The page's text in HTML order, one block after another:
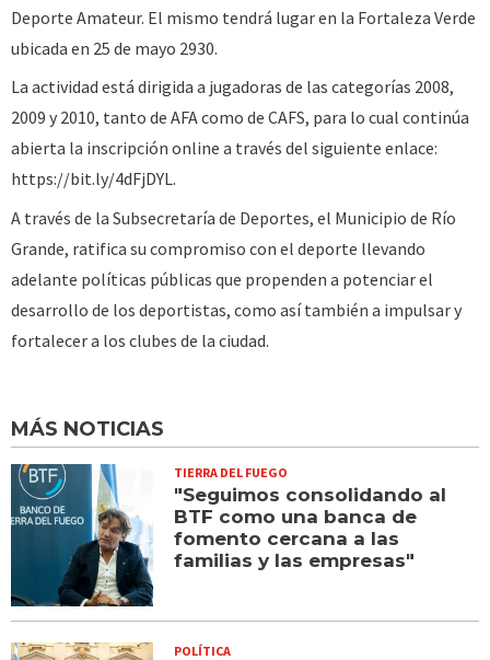
Deporte Amateur. El mismo tendrá lugar en la Fortaleza Verde
ubicada en 25 de mayo 2930.
La actividad está dirigida a jugadoras de las categorías 2008,
2009 y 2010, tanto de AFA como de CAFS, para lo cual continúa
abierta la inscripción online a través del siguiente enlace:
https://bit.ly/4dFjDYL.
A través de la Subsecretaría de Deportes, el Municipio de Río
Grande, ratifica su compromiso con el deporte llevando
adelante políticas públicas que propenden a potenciar el
desarrollo de los deportistas, como así también a impulsar y
fortalecer a los clubes de la ciudad.
MÁS NOTICIAS
TIERRA DEL FUEGO
"Seguimos consolidando al
BTF como una banca de
fomento cercana a las
familias y las empresas"
POLÍTICA